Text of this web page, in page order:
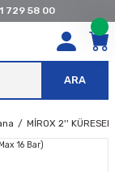
729 58 00
ARA
MİROX 2''